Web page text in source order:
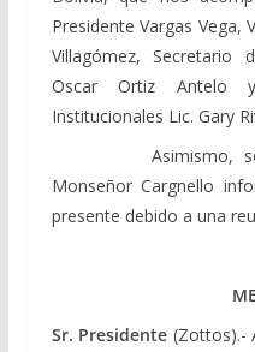
Presidente Vargas Vega,
Villagómez, Secretario
Oscar Ortiz Antelo
Institucionales Lic. Gary
Asimismo, se ha
Monseñor Cargnello
presente debido a una
Sr. Presidente (Zottos).-